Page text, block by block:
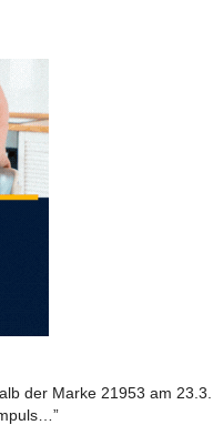
der Marke 21953 am 23.3.